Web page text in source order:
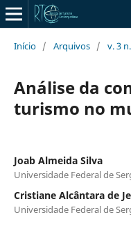
Início / Arquivos / v. 3
Análise da
turismo no
Joab Almeida Silva
Universidade Federal de
Cristiane Alcântara de
Universidade Federal de